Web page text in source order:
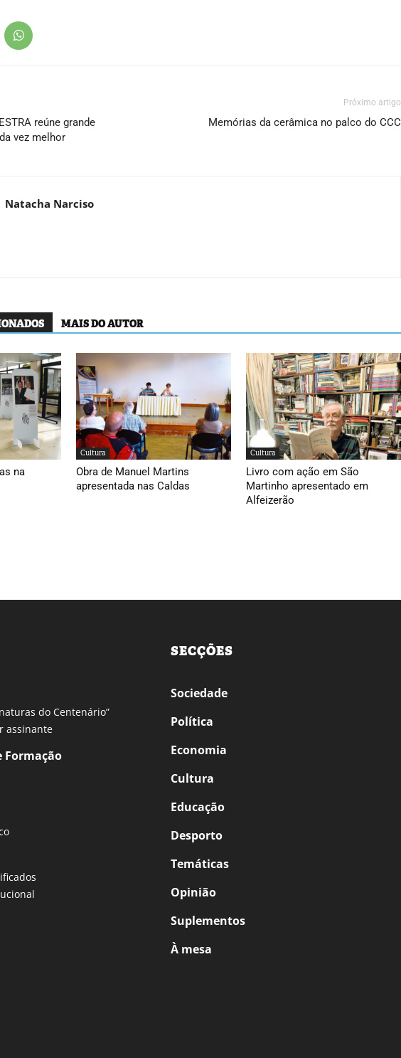
reúne grande
vez melhor
Próximo artigo
Memórias da cerâmica no palco do CCC
Natacha Narciso
MAIS DO AUTOR
na
Cultura
Obra de Manuel Martins
apresentada nas Caldas
Cultura
Livro com ação em São
Martinho apresentado em
Alfeizerão
do Centenário”
assinante
Formação
SECÇÕES
Sociedade
Política
Economia
Cultura
Educação
Desporto
Temáticas
Opinião
Suplementos
À mesa